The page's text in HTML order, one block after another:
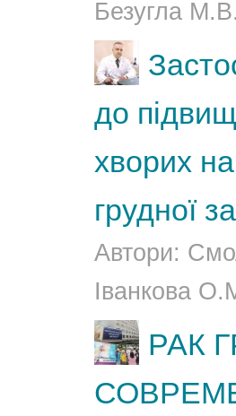
Безугла
до
хворих
грудної
Автори:
Іванкова
РАК